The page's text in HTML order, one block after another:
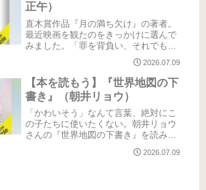
正午）
直木賞作品『月の満ち欠け』の著者。
最近映画を観たのをきっかけに選んで
みました。「罪を背負い、それでも生
きていくということ」Audibleにて聴了
『熟柿』というタイトルを見たとき、
最初はどんな意味が込められているの
だろうと思った。熟した柿は甘...
2026.07.09
【本を読もう】『世界地図の下
書き』（朝井リョウ）
「かわいそう」なんて言葉、絶対にこ
の子たちに使いたくない。朝井リョウ
さんの『世界地図の下書き』を読みま
した。Audibleにて聴了舞台は児童養護
施設。「施設の子どものお話」と聞く
2026.07.09